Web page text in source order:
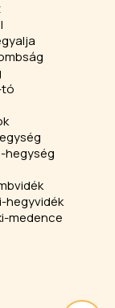
tó
hegység
hegyvidék
medence